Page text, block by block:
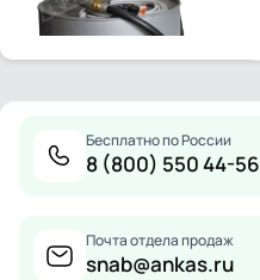
Бесплатно по России
8 (800) 550 44-56
Почта отдела продаж
snab@ankas.ru